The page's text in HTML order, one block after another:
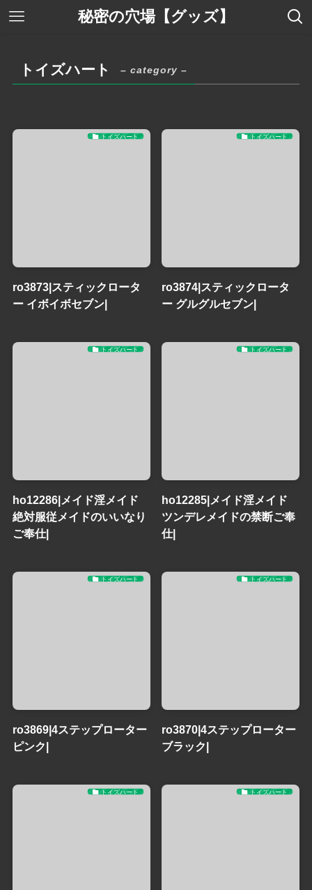
秘密の穴場【グッズ】
トイズハート – category –
トイズハート
ro3873|スティックロータ
ー イボイボセブン|
トイズハート
ro3874|スティックロータ
ー グルグルセブン|
トイズハート
ho12286|メイド淫メイド
絶対服従メイドのいいなり
ご奉仕|
トイズハート
ho12285|メイド淫メイド
ツンデレメイドの禁断ご奉
仕|
トイズハート
ro3869|4ステップローター
ピンク|
トイズハート
ro3870|4ステップローター
ブラック|
トイズハート トイズハート